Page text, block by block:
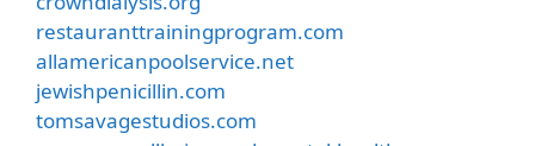
restauranttrainingprogram.com
allamericanpoolservice.net
jewishpenicillin.com
tomsavagestudios.com